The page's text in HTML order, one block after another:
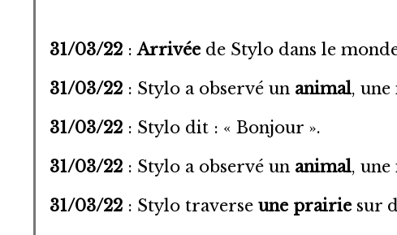
31/03/22 :Arrivée de Stylo dans le
31/03/22 : Stylo a observé un animal,
31/03/22 : Stylo dit : « Bonjour ».
31/03/22 : Stylo a observé un animal,
31/03/22 : Stylo traverse une prairie sur